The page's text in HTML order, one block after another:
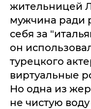
жительницей
мужчина ради
себя за
он
турецкого
виртуальные
Но одна из
не чистую